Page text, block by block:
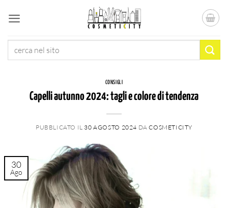
CONSIGLI
Capelli autunno 2024: tagli e colore di tendenza
PUBBLICATO IL 30 AGOSTO 2024 DACOSMETICITY
30
Ago